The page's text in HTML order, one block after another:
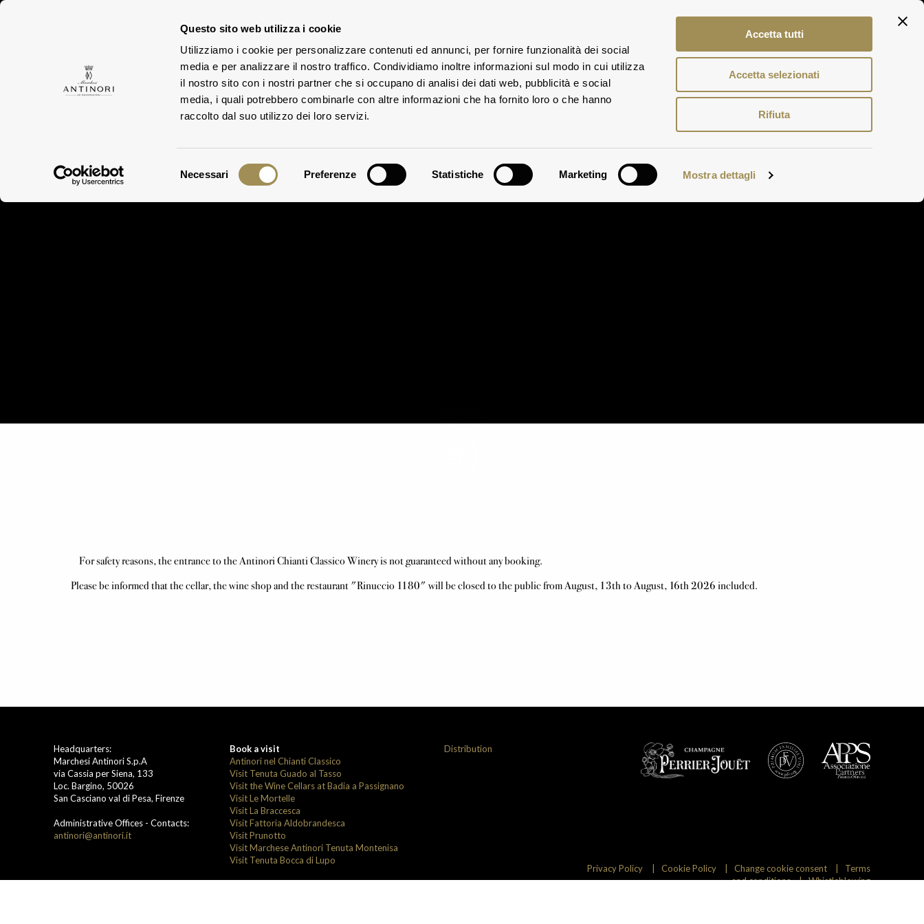
Questo sito web utilizza i cookie
Utilizziamo i cookie per personalizzare contenuti ed annunci, per fornire funzionalità dei social
media e per analizzare il nostro traffico. Condividiamo inoltre informazioni sul modo in cui utilizza
il nostro sito con i nostri partner che si occupano di analisi dei dati web, pubblicità e social
media, i quali potrebbero combinarle con altre informazioni che ha fornito loro o che hanno
raccolto dal suo utilizzo dei loro servizi.
Necessari Preferenze Statistiche Marketing Mostra dettagli
Accetta tutti
Accetta selezionati
Rifiuta
DEU
Please be informed that the cellar, the wine shop and the restaurant "Rinuccio 1180" will be closed to the public from August, 13th to August, 16th 2026 included.
Headquarters:
Marchesi Antinori S.p.A
via Cassia per Siena, 133
Loc. Bargino, 50026
San Casciano val di Pesa, Firenze
Administrative Offices - Contacts:
antinori@antinori.it
Book a visit
Antinori nel Chianti Classico
Visit Tenuta Guado al Tasso
Visit the Wine Cellars at Badia a Passignano
Visit Le Mortelle
Visit La Braccesca
Visit Fattoria Aldobrandesca
Visit Prunotto
Visit Marchese Antinori Tenuta Montenisa
Visit Tenuta Bocca di Lupo
Distribution
Privacy Policy Cookie Policy Change cookie consent
Terms
and conditions
Whistleblowing